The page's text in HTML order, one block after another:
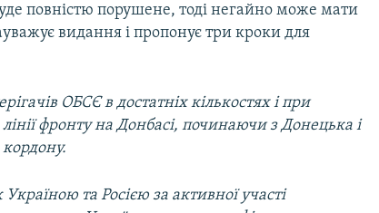
повністю порушене, тоді негайно може мати
видання і пропонує три кроки для
ОБСЄ в достатніх кількостях і при
фронту на Донбасі, починаючи з Донецька і
та Росією за активної участі